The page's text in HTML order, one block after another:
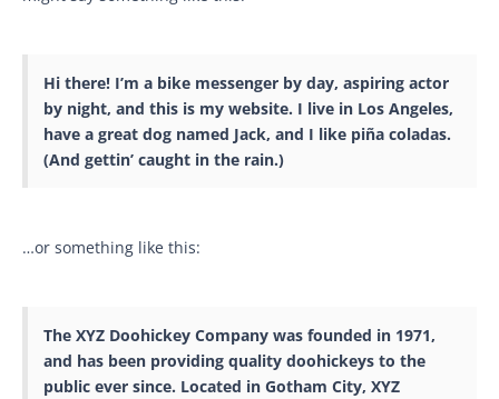
Hi there! I’m a bike messenger by day, aspiring actor
by night, and this is my website. I live in Los Angeles,
have a great dog named Jack, and I like piña coladas.
(And gettin’ caught in the rain.)
…or something like this:
The XYZ Doohickey Company was founded in 1971,
and has been providing quality doohickeys to the
public ever since. Located in Gotham City, XYZ